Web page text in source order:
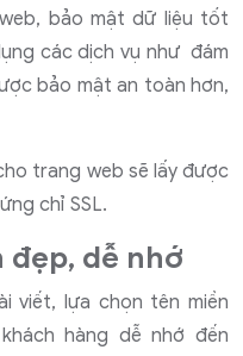
bảo mật dữ liệu tốt
các dịch vụ như đám
bảo mật an toàn hơn,
trang web sẽ lấy được
chỉ SSL.
đẹp, dễ nhớ
viết, lựa chọn tên miền
hàng dễ nhớ đến